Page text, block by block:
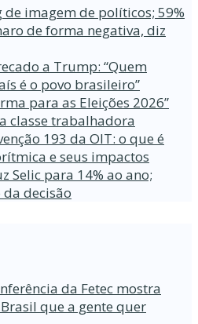
imagem de políticos; 59%
de forma negativa, diz
a Trump: “Quem
é o povo brasileiro”
para as Eleições 2026”
classe trabalhadora
193 da OIT: o que é
e seus impactos
Selic para 14% ao ano;
decisão
da Fetec mostra
que a gente quer